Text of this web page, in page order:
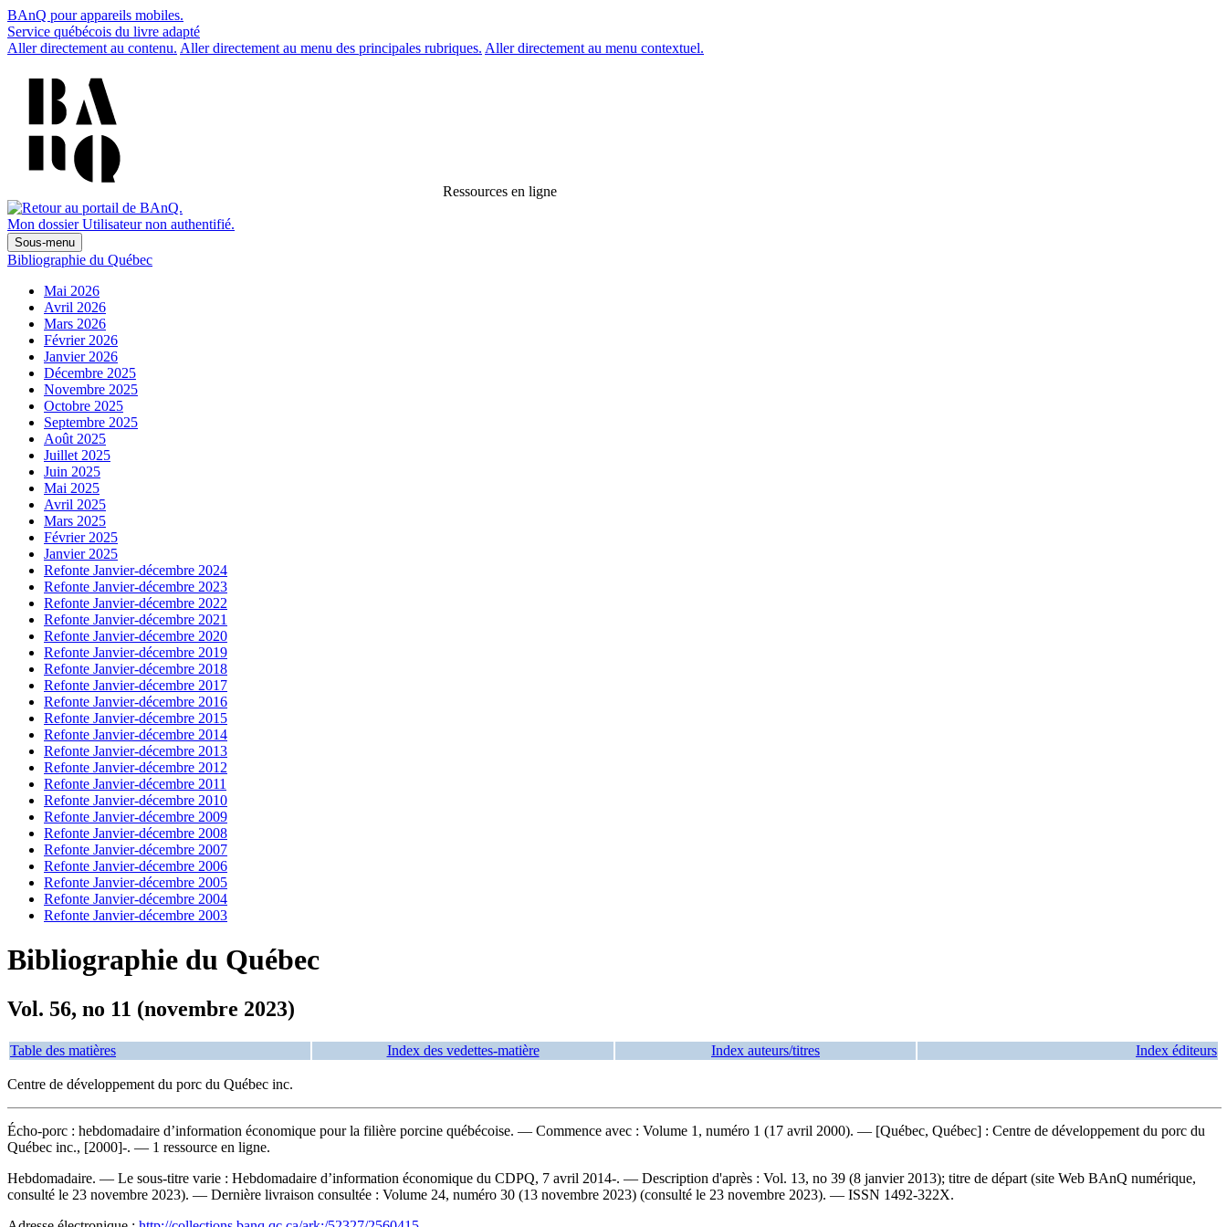
BAnQ pour appareils mobiles.
Service québécois du livre adapté
Aller directement au contenu. Aller directement au menu des principales rubriques. Aller directement au menu contextuel.
Ressources en ligne
Mon dossier Utilisateur non authentifié.
Sous-menu
Bibliographie du Québec
Mai 2026
Avril 2026
Mars 2026
Février 2026
Janvier 2026
Décembre 2025
Novembre 2025
Octobre 2025
Septembre 2025
Août 2025
Juillet 2025
Juin 2025
Mai 2025
Avril 2025
Mars 2025
Février 2025
Janvier 2025
Refonte Janvier-décembre 2024
Refonte Janvier-décembre 2023
Refonte Janvier-décembre 2022
Refonte Janvier-décembre 2021
Refonte Janvier-décembre 2020
Refonte Janvier-décembre 2019
Refonte Janvier-décembre 2018
Refonte Janvier-décembre 2017
Refonte Janvier-décembre 2016
Refonte Janvier-décembre 2015
Refonte Janvier-décembre 2014
Refonte Janvier-décembre 2013
Refonte Janvier-décembre 2012
Refonte Janvier-décembre 2011
Refonte Janvier-décembre 2010
Refonte Janvier-décembre 2009
Refonte Janvier-décembre 2008
Refonte Janvier-décembre 2007
Refonte Janvier-décembre 2006
Refonte Janvier-décembre 2005
Refonte Janvier-décembre 2004
Refonte Janvier-décembre 2003
Bibliographie du Québec
Vol. 56, no 11 (novembre 2023)
Table des matières Index des vedettes-matière Index auteurs/titres Index éditeurs
Centre de développement du porc du Québec inc.
Écho-porc : hebdomadaire d’information économique pour la filière porcine québécoise. — Commence avec : Volume 1, numéro 1 (17 avril 2000). — [Québec, Québec] : Centre de développement du porc du
Québec inc., [2000]-. — 1 ressource en ligne.
Hebdomadaire. — Le sous-titre varie : Hebdomadaire d’information économique du CDPQ, 7 avril 2014-. — Description d'après : Vol. 13, no 39 (8 janvier 2013); titre de départ (site Web BAnQ numérique,
consulté le 23 novembre 2023). — Dernière livraison consultée : Volume 24, numéro 30 (13 novembre 2023) (consulté le 23 novembre 2023). — ISSN 1492-322X.